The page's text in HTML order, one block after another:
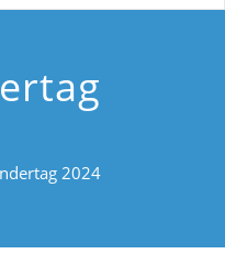
2024